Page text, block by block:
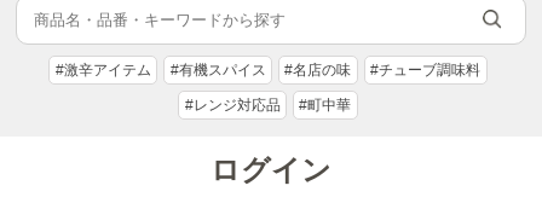
#激辛アイテム #有機スパイス #名店の味 #チューブ調味料
#レンジ対応品 #町中華
ログイン